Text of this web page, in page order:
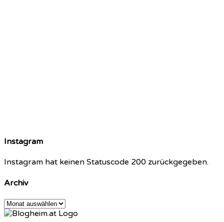
Instagram
Instagram hat keinen Statuscode 200 zurückgegeben.
Archiv
Archiv